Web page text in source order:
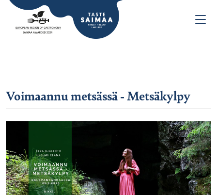
Voimaannu metsässä - Metsäkylpy